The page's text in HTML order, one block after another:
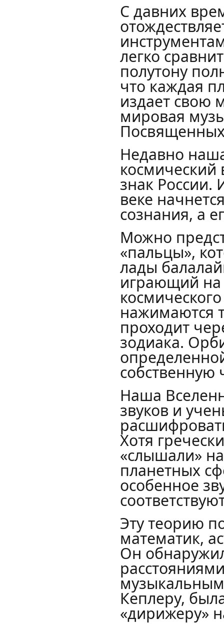
С давних
легко
полутону
что каждая
издает свою
мировая
Недавно
космический
знак России.
веке
сознания, а
Можно
«пальцы»,
лады
играющий на
нажимаются
проходит
зодиака.
собственную
Наша
звуков и
Хотя
«слышали»
планетных
особенное
Эту теорию
математик,
Он
Кеплеру,
«дирижеру»